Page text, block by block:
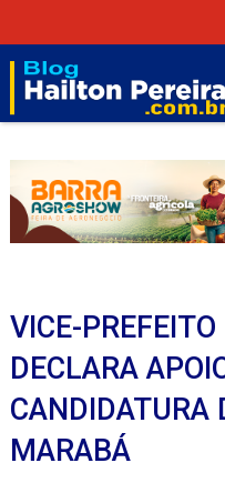
VICE-
DECLARA
CANDIDATURA
MARABÁ